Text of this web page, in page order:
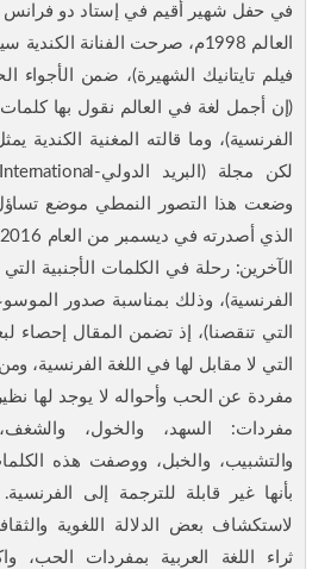
في حفل شهير أقيم في إستاد دو فرانس
العالم 1998م، صرحت الفنانة
فيلم تايتانيك الشهيرة)، ضمن الأجواء
(إن أجمل لغة في العالم نقول بها كلمات
الفرنسية)، وما قالته المغنية الكندية
وضعت هذا التصور النمطي موضع
الآخرين: رحلة في الكلمات الأجنبية التي
الفرنسية)، وذلك بمناسبة صدور
التي تنقصنا)، إذ تضمن المقال إحصاء
التي لا مقابل لها في اللغة الفرنسية،
مفردة عن الحب وأحواله لا يوجد لها
مفردات: السهد، والخول، والشغف،
والتشبيب، والخبل، ووصفت هذه
بأنها غير قابلة للترجمة إلى
لاستكشاف بعض الدلالة اللغوية
ثراء اللغة العربية بمفردات الحب،